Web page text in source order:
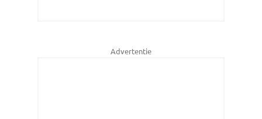
Advertentie